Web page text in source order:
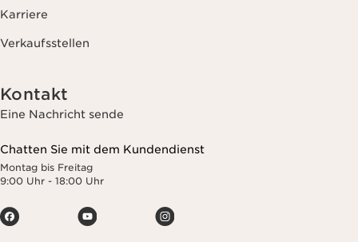
Karriere
Verkaufsstellen
Kontakt
Eine Nachricht sende
Chatten Sie mit dem Kundendienst
Montag bis Freitag
9:00 Uhr - 18:00 Uhr